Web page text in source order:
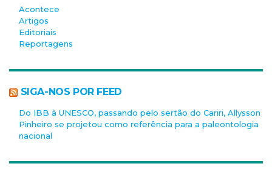
Acontece
Artigos
Editoriais
Reportagens
SIGA-NOS POR FEED
Do IBB à UNESCO, passando pelo sertão do Cariri, Allysson
Pinheiro se projetou como referência para a paleontologia
nacional